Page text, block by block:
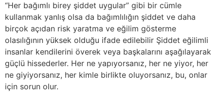
“Her bağımlı birey şiddet uygular” gibi bir cümle
kullanmak yanlış olsa da bağımlılığın şiddet ve daha
birçok açıdan risk yaratma ve eğilim gösterme
olasılığının yüksek olduğu ifade edilebilir Şiddet eğilimli
insanlar kendilerini överek veya başkalarını aşağılayarak
güçlü hissederler. Her ne yapıyorsanız, her ne yiyor, her
ne giyiyorsanız, her kimle birlikte oluyorsanız, bu, onlar
için sorun olur.